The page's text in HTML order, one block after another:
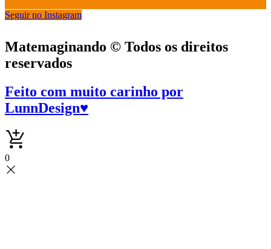
Seguir no Instagram
Matemaginando © Todos os direitos
reservados
Feito com muito carinho por
LunnDesign♥
0